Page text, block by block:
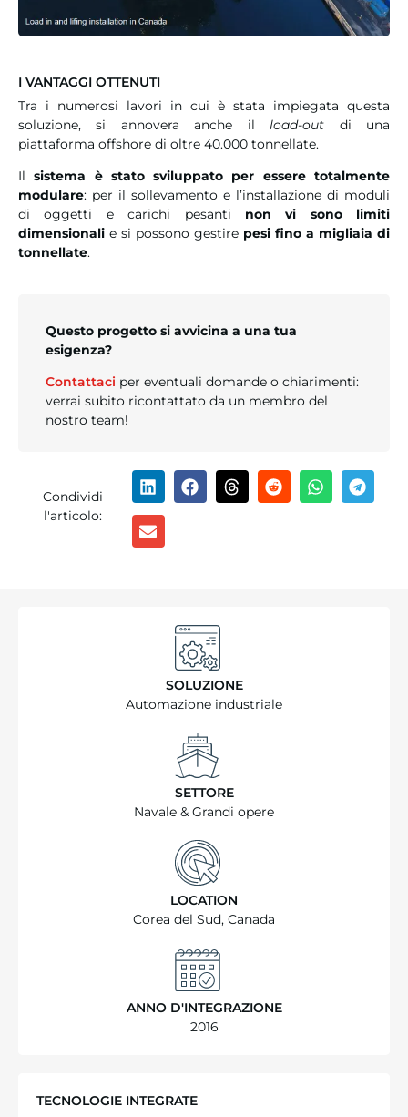
I VANTAGGI OTTENUTI
Tra i numerosi lavori in cui è stata impiegata questa
soluzione, si annovera anche ilload-out di una
piattaforma offshore di oltre 40.000 tonnellate.
Ilsistema è stato sviluppato per essere totalmente
modulare: per il sollevamento e l’installazione di moduli
di oggetti e carichi pesanti non vi sono limiti
dimensionali e si possono gestire pesi fino a migliaia di
tonnellate.
Questo progetto si avvicina a una tua
esigenza?
Contattaci per eventuali domande o chiarimenti:
verrai subito ricontattato da un membro del
nostro team!
Condividi
l'articolo:
SOLUZIONE
Automazione industriale
SETTORE
Navale & Grandi opere
LOCATION
Corea del Sud, Canada
ANNO D'INTEGRAZIONE
2016
TECNOLOGIE INTEGRATE